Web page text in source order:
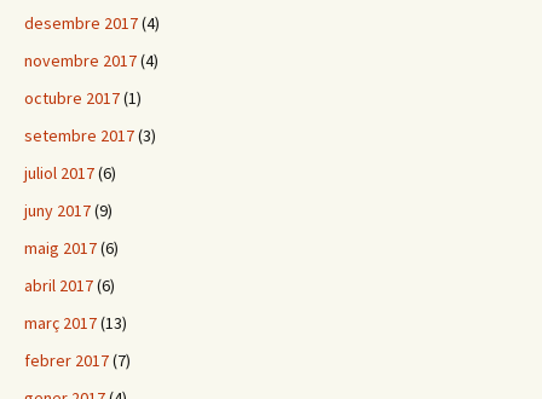
desembre 2017(4)
novembre 2017(4)
octubre 2017(1)
setembre 2017(3)
juliol 2017(6)
juny 2017(9)
maig 2017(6)
abril 2017(6)
març 2017(13)
febrer 2017(7)